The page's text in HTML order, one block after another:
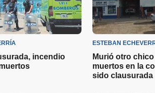
incendio
ESTEBAN
Murió otro
muertos en la
sido clausurada